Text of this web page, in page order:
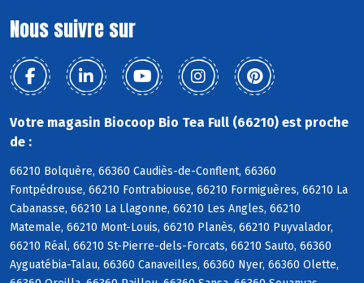
Nous suivre sur
Votre magasin Biocoop Bio Tea Full (66210) est proche
de :
66210 Bolquère, 66360 Caudiès-de-Conflent, 66360
Fontpédrouse, 66210 Fontrabiouse, 66210 Formiguères, 66210 La
Cabanasse, 66210 La Llagonne, 66210 Les Angles, 66210
Matemale, 66210 Mont-Louis, 66210 Planès, 66210 Puyvalador,
66210 Réal, 66210 St-Pierre-dels-Forcats, 66210 Sauto, 66360
Ayguatébia-Talau, 66360 Canaveilles, 66360 Nyer, 66360 Olette,